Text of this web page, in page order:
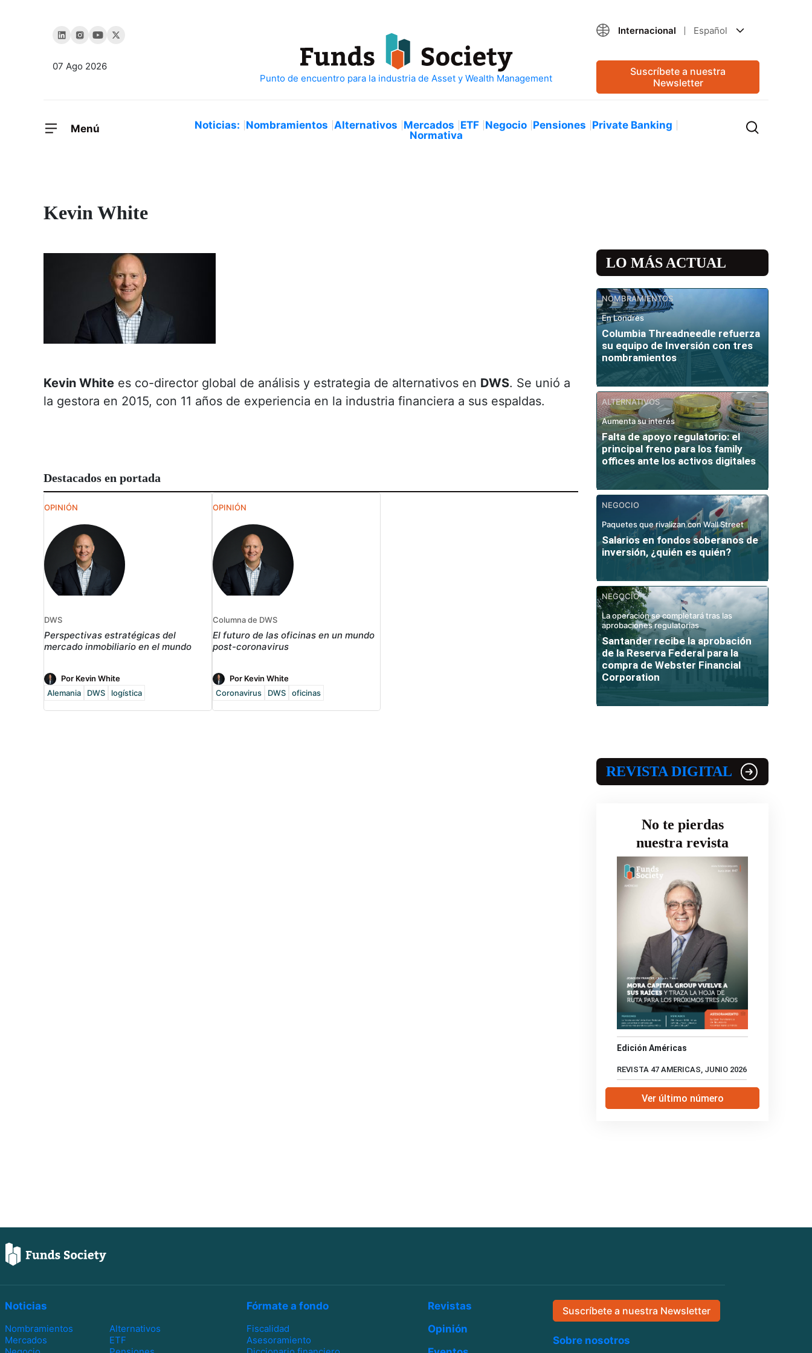
07 Ago 2026
Internacional Español
Suscríbete a nuestra
Newsletter
Menú Noticias: Nombramientos Alternativos Mercados ETF Negocio Pensiones Private Banking
Normativa
Kevin White
Kevin White es co-director global de análisis y estrategia de alternativos en DWS. Se unió a
la gestora en 2015, con 11 años de experiencia en la industria financiera a sus espaldas.
Destacados en portada
OPINIÓN
DWS
Perspectivas estratégicas del
mercado inmobiliario en el mundo
Por Kevin White
Alemania
DWS logística
OPINIÓN
Columna de DWS
El futuro de las oficinas en un mundo
post-coronavirus
Por Kevin White
Coronavirus
DWS oficinas
LO MÁS ACTUAL
NOMBRAMIENTOS
En Londres
Columbia Threadneedle refuerza
su equipo de Inversión con tres
nombramientos
ALTERNATIVOS
Aumenta su interés
Falta de apoyo regulatorio: el
principal freno para los family
offices ante los activos digitales
NEGOCIO
Paquetes que rivalizan con Wall Street
Salarios en fondos soberanos de
inversión, ¿quién es quién?
NEGOCIO
La operación se completará tras las
aprobaciones regulatorias
Santander recibe la aprobación
de la Reserva Federal para la
compra de Webster Financial
Corporation
REVISTA DIGITAL
No te pierdas
nuestra revista
Edición Américas
REVISTA 47 AMERICAS, JUNIO 2026
Ver último número
Noticias
Nombramientos
Alternativos
Mercados
ETF
Fórmate a fondo
Fiscalidad
Asesoramiento
Revistas
Opinión
Suscríbete a nuestra Newsletter
Sobre nosotros